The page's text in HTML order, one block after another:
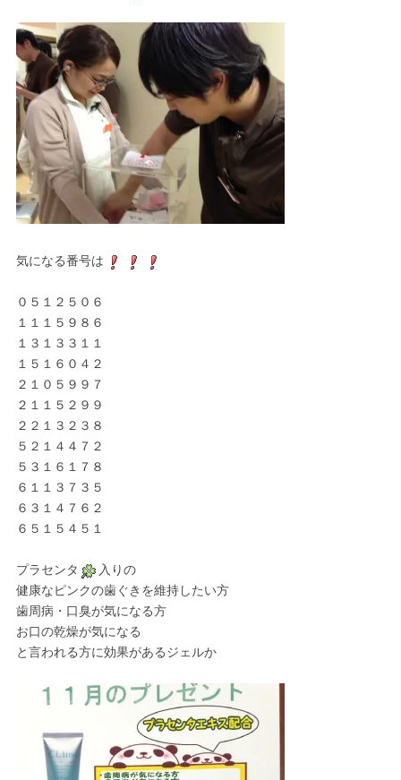
気になる番号は
０５１２５０６
１１１５９８６
１３１３３１１
１５１６０４２
２１０５９９７
２１１５２９９
２２１３２３８
５２１４４７２
５３１６１７８
６１１３７３５
６３１４７６２
６５１５４５１
プラセンタ
入りの
健康なピンクの歯ぐきを維持したい方
歯周病・口臭が気になる方
お口の乾燥が気になる
と言われる方に効果があるジェルか